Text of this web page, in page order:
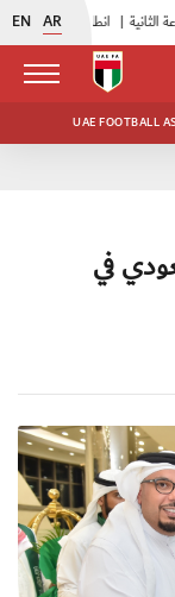
EN AR انطلاق منافسات بطولة النخبة لحرس الرئاسة |
UAE FOOTBALL
في